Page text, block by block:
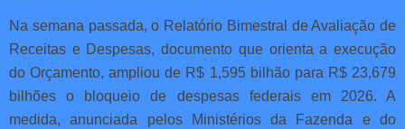
Na semana passada, o Relatório Bimestral de Avaliação de
Receitas e Despesas, documento que orienta a execução
do Orçamento, ampliou de R$ 1,595 bilhão para R$ 23,679
bilhões o bloqueio de despesas federais em 2026. A
medida, anunciada pelos Ministérios da Fazenda e do